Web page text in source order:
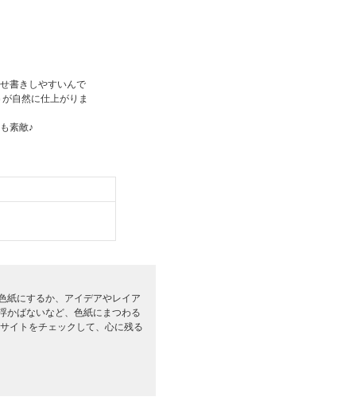
書きしやすいんで
自然に仕上がりま
素敵♪
紙にするか、アイデアやレイア
かばないなど、色紙にまつわる
イトをチェックして、心に残る